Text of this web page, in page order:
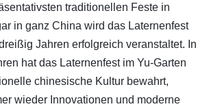
traditionellen Feste in
in ganz China wird das Laternenfest
Jahren erfolgreich veranstaltet. In
hat das Laternenfest im Yu-Garten
chinesische Kultur bewahrt,
wieder Innovationen und moderne